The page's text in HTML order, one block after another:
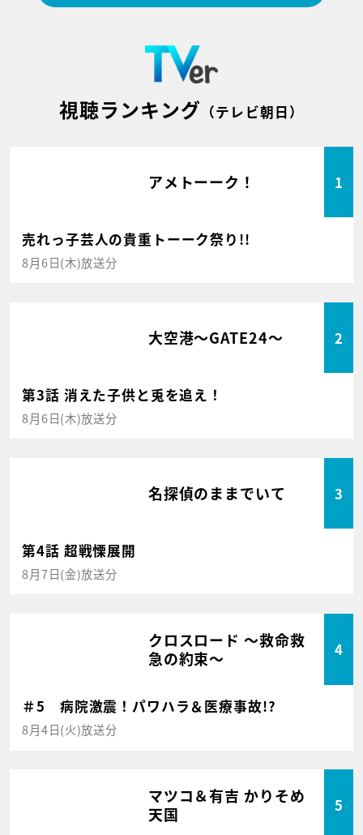
視聴ランキング （テレビ朝日）
アメトーーク！ 1
売れっ子芸人の貴重トーーク祭り!!
8月6日(木)放送分
大空港～GATE24～ 2
第3話 消えた子供と兎を追え！
8月6日(木)放送分
名探偵のままでいて 3
第4話 超戦慄展開
8月7日(金)放送分
クロスロード ～救命救
急の約束～
4
＃5 病院激震！パワハラ＆医療事故!?
8月4日(火)放送分
マツコ＆有吉 かりそめ
天国
5